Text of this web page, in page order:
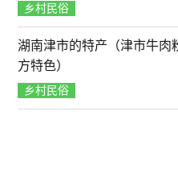
乡村民俗
湖南津市的特产（津市牛肉
方特色）
乡村民俗